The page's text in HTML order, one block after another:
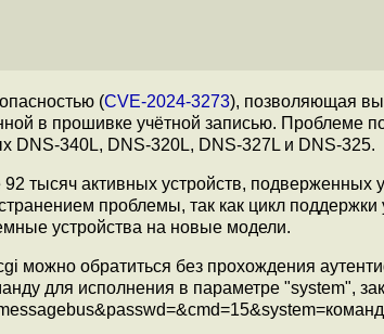
(CVE-2024-3273), позволяющая
в прошивке учётной записью. Проблеме
DNS-340L, DNS-320L, DNS-327L и DNS-325.
тысяч активных устройств, подверженных
проблемы, так как цикл поддержки
устройства на новые модели.
можно обратиться без прохождения
для исполнения в параметре "system",